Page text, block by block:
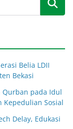
Belia LDII
Bekasi
Qurban pada Idul
Kepedulian Sosial
Delay, Edukasi